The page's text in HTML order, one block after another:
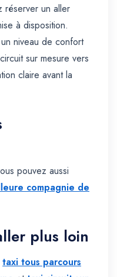
réserver un aller
à disposition.
niveau de confort
sur mesure vers
claire avant la
pouvez aussi
compagnie de
plus loin
taxi tous parcours